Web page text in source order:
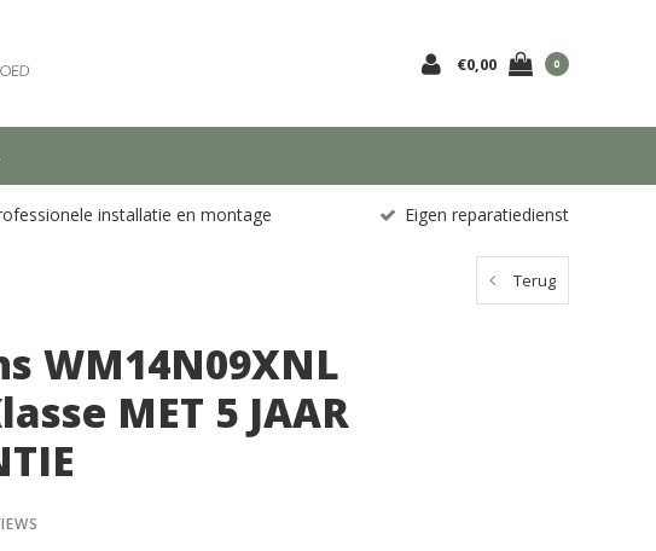
€0,00 0
installatie en montage Eigen reparatiedienst
Terug
WM14N09XNL
MET 5 JAAR